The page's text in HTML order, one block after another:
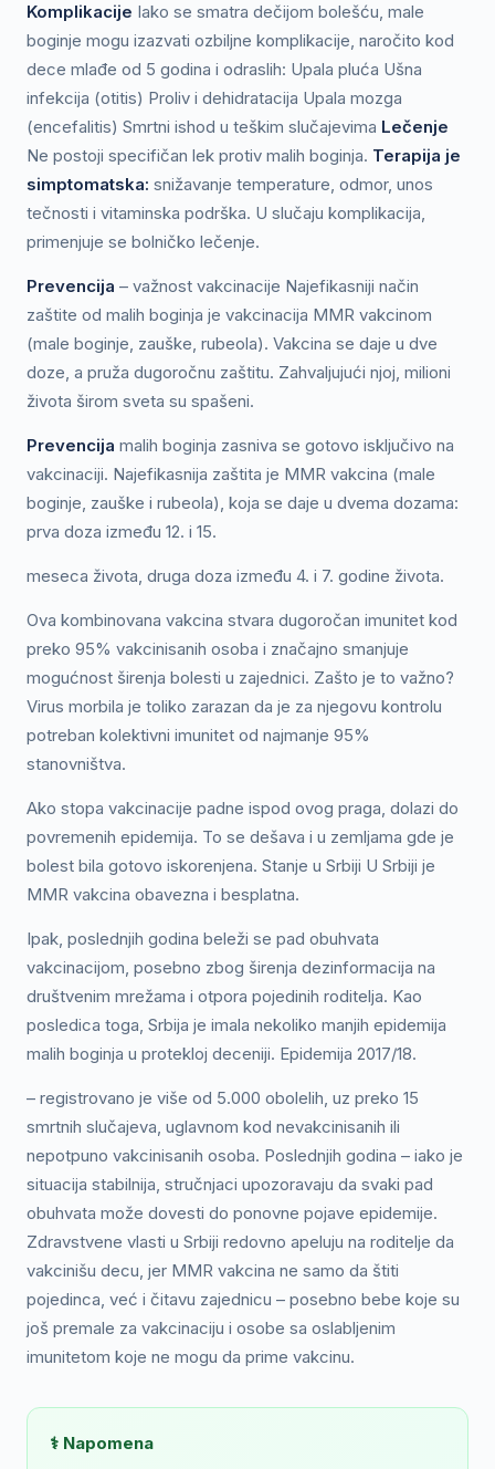
Komplikacije Iako se smatra dečijom bolešću, male
boginje mogu izazvati ozbiljne komplikacije, naročito kod
dece mlađe od 5 godina i odraslih: Upala pluća Ušna
infekcija (otitis) Proliv i dehidratacija Upala mozga
(encefalitis) Smrtni ishod u teškim slučajevima Lečenje
Ne postoji specifičan lek protiv malih boginja. Terapija je
simptomatska: snižavanje temperature, odmor, unos
tečnosti i vitaminska podrška. U slučaju komplikacija,
primenjuje se bolničko lečenje.
Prevencija – važnost vakcinacije Najefikasniji način
zaštite od malih boginja je vakcinacija MMR vakcinom
(male boginje, zauške, rubeola). Vakcina se daje u dve
doze, a pruža dugoročnu zaštitu. Zahvaljujući njoj, milioni
života širom sveta su spašeni.
Prevencija malih boginja zasniva se gotovo isključivo na
vakcinaciji. Najefikasnija zaštita je MMR vakcina (male
boginje, zauške i rubeola), koja se daje u dvema dozama:
prva doza između 12. i 15.
meseca života, druga doza između 4. i 7. godine života.
Ova kombinovana vakcina stvara dugoročan imunitet kod
preko 95% vakcinisanih osoba i značajno smanjuje
mogućnost širenja bolesti u zajednici. Zašto je to važno?
Virus morbila je toliko zarazan da je za njegovu kontrolu
potreban kolektivni imunitet od najmanje 95%
stanovništva.
Ako stopa vakcinacije padne ispod ovog praga, dolazi do
povremenih epidemija. To se dešava i u zemljama gde je
bolest bila gotovo iskorenjena. Stanje u Srbiji U Srbiji je
MMR vakcina obavezna i besplatna.
Ipak, poslednjih godina beleži se pad obuhvata
vakcinacijom, posebno zbog širenja dezinformacija na
društvenim mrežama i otpora pojedinih roditelja. Kao
posledica toga, Srbija je imala nekoliko manjih epidemija
malih boginja u protekloj deceniji. Epidemija 2017/18.
– registrovano je više od 5.000 obolelih, uz preko 15
smrtnih slučajeva, uglavnom kod nevakcinisanih ili
nepotpuno vakcinisanih osoba. Poslednjih godina – iako je
situacija stabilnija, stručnjaci upozoravaju da svaki pad
obuhvata može dovesti do ponovne pojave epidemije.
Zdravstvene vlasti u Srbiji redovno apeluju na roditelje da
vakcinišu decu, jer MMR vakcina ne samo da štiti
pojedinca, već i čitavu zajednicu – posebno bebe koje su
još premale za vakcinaciju i osobe sa oslabljenim
imunitetom koje ne mogu da prime vakcinu.
⚕️ Napomena